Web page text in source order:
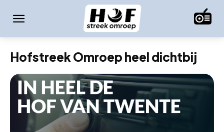
Hofstreek Omroep heel dichtbij